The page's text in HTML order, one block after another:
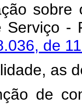
Serviço
de
as
de